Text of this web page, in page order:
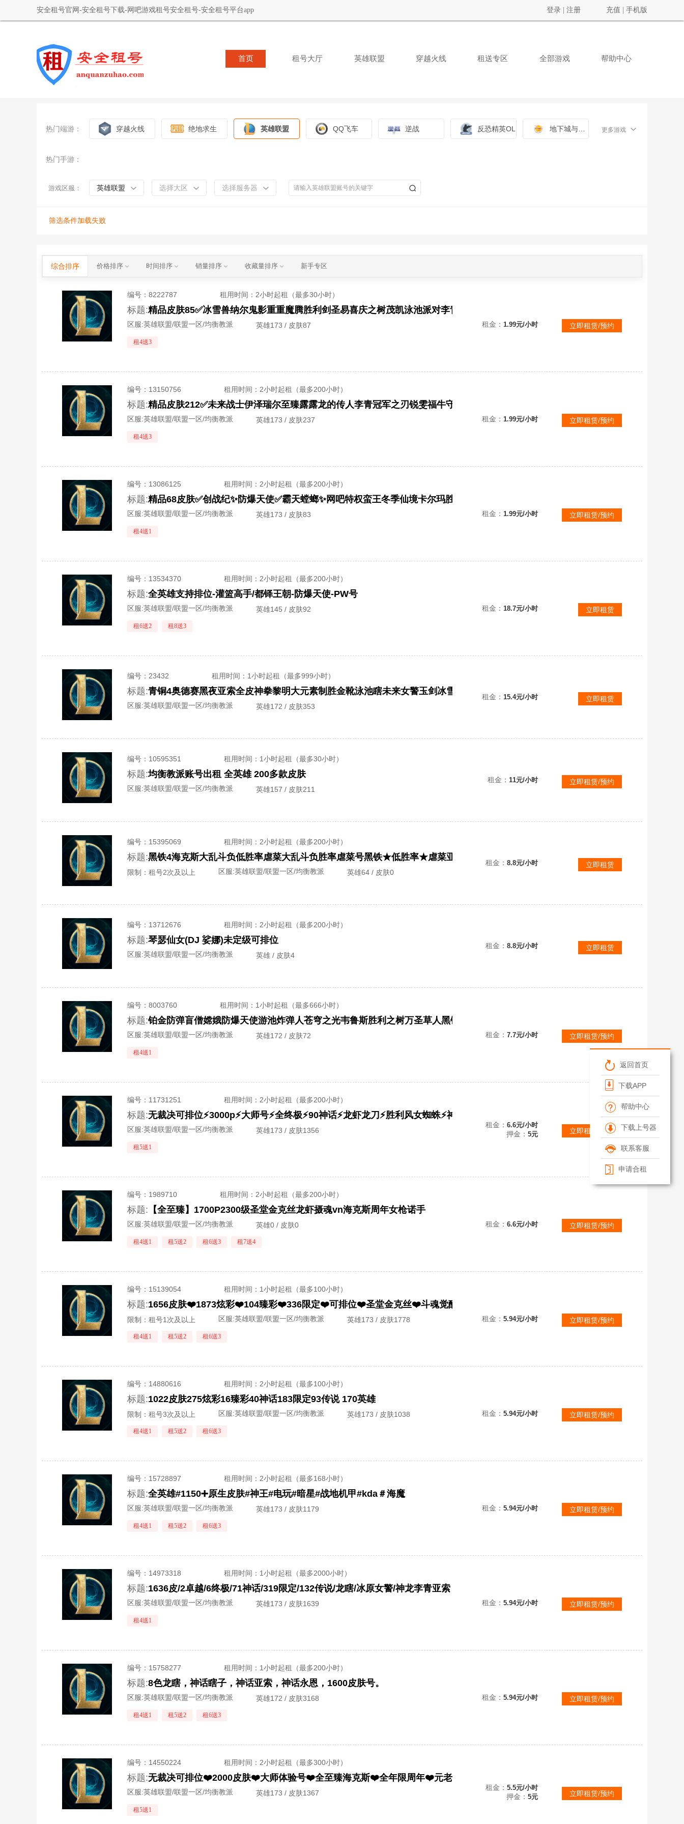
安全租号官网-安全租号下载-网吧游戏租号安全租号-安全租号平台app 登录 注册 充值 手机版
首页 租号大厅 英雄联盟 穿越火线 租送专区 全部游戏 帮助中心
返回首页
下载APP
帮助中心
下载上号器
联系客服
申请合租
热门端游： 穿越火线 绝地求生 英雄联盟 QQ飞车 逆战 反恐精英OL 更多游戏
热门手游：
游戏区服： 英雄联盟 选择大区 选择服务器
筛选条件加载失败
综合排序 价格排序 时间排序 销量排序 收藏量排序 新手专区
编号：8222787 租用时间 ：2小时起租（最多30小时）
标题:
区服:英雄联盟/联盟一区/均衡教派 英雄173 / 皮肤87
租4送3
租金： 1.99元/小时 立即租赁/预约
编号： 13150756 租用时间 ：2小时起租（最多200小时）
标题:
区服:英雄联盟/联盟一区/均衡教派 英雄173 / 皮肤237
租4送3
租金： 1.99元/小时 立即租赁/预约
编号： 13086125 租用时间 ：2小时起租（最多200小时）
标题:
区服:英雄联盟/联盟一区/均衡教派 英雄173 / 皮肤83
租4送1
租金： 1.99元/小时 立即租赁/预约
编号： 13534370 租用时间 ：2小时起租（最多200小时）
标题:全英雄支持排位-灌篮高手/都铎王朝-防爆天使-PW号
区服:英雄联盟/联盟一区/均衡教派 英雄145 / 皮肤92
租6送2 租8送3
租金： 18.7元/小时 立即租赁
编号： 23432 租用时间 ：1小时起租（最多999小时）
标题: 青铜4奥德赛黑夜亚索全皮神拳黎明大元素制胜金靴泳池瞎未来女警玉剑冰雪男枪鸡年猴年猴灌篮至高瞎源计划劫
区服:英雄联盟/联盟一区/均衡教派 英雄172 / 皮肤353
租金： 15.4元/小时 立即租赁
编号： 10595351 租用时间 ：1小时起租（最多30小时）
标题:均衡教派账号出租 全英雄 200多款皮肤
区服:英雄联盟/联盟一区/均衡教派 英雄157 / 皮肤211
租金： 11元/小时 立即租赁/预约
编号： 15395069 租用时间 ：2小时起租（最多200小时）
标题: 黑铁4海克斯大乱斗负低胜率虐菜大乱斗负胜率虐菜号黑铁★低胜率★虐菜亚索劫虚空之女疾风剑豪盲僧探险家
限制：租号2次及以上 区服:英雄联盟/联盟一区/均衡教派 英雄64 / 皮肤0
租金： 8.8元/小时 立即租赁
编号： 13712676 租用时间 ：2小时起租（最多200小时）
标题:琴瑟仙女(DJ 娑娜)未定级可排位
区服:英雄联盟/联盟一区/均衡教派 英雄 / 皮肤4
租金： 8.8元/小时 立即租赁
编号：8003760 租用时间 ：1小时起租（最多666小时）
标题:铂金防弹盲僧嫦娥防爆天使游池炸弹人苍穹之光韦鲁斯胜利之树万圣草人黑铁
区服:英雄联盟/联盟一区/均衡教派 英雄172 / 皮肤72
租4送1
租金： 7.7元/小时 立即租赁/预约
编号： 11731251 租用时间 ：2小时起租（最多200小时）
标题:
区服:英雄联盟/联盟一区/均衡教派 英雄173 / 皮肤1356
租5送1
租金： 6.6元/小时
押金： 5元 立即租赁/预约
编号： 1989710 租用时间 ：2小时起租（最多200小时）
标题: 【全至臻】1700P2300级圣堂金克丝龙虾摄魂vn海克斯周年女枪诺手
区服:英雄联盟/联盟一区/均衡教派 英雄0 / 皮肤0
租4送1 租5送2 租6送3 租7送4
租金： 6.6元/小时 立即租赁/预约
编号： 15139054 租用时间 ：1小时起租（最多100小时）
标题:1656皮肤❤️1873炫彩❤️104臻彩❤️336限定❤️可排位❤️圣堂金克丝❤️斗魂觉醒莎弥拉
限制：租号1次及以上 区服:英雄联盟/联盟一区/均衡教派 英雄173 / 皮肤1778
租4送1 租5送2 租6送3
租金： 5.94元/小时 立即租赁/预约
编号： 14880616 租用时间 ：2小时起租（最多100小时）
标题:1022皮肤275炫彩16臻彩40神话183限定93传说 170英雄
限制：租号3次及以上 区服:英雄联盟/联盟一区/均衡教派 英雄173 / 皮肤1038
租4送1 租5送2 租6送3
租金： 5.94元/小时 立即租赁/预约
编号： 15728897 租用时间 ：2小时起租（最多168小时）
标题:全英雄#1150➕原生皮肤#神王#电玩#暗星#战地机甲#kda＃海魔
区服:英雄联盟/联盟一区/均衡教派 英雄173 / 皮肤1179
租4送1 租5送2 租6送3
租金： 5.94元/小时 立即租赁/预约
编号： 14973318 租用时间 ：1小时起租（最多2000小时）
标题:1636皮/2卓越/6终极/71神话/319限定/132传说/龙瞎/冰原女警/神龙李青亚索
区服:英雄联盟/联盟一区/均衡教派 英雄173 / 皮肤1639
租4送1
租金： 5.94元/小时 立即租赁/预约
编号： 15758277 租用时间 ：1小时起租（最多200小时）
标题:8色龙瞎，神话瞎子，神话亚索，神话永恩，1600皮肤号。
区服:英雄联盟/联盟一区/均衡教派 英雄172 / 皮肤3168
租4送1 租5送2 租6送3
租金： 5.94元/小时 立即租赁/预约
编号： 14550224 租用时间 ：2小时起租（最多300小时）
标题:无裁决可排位❤️2000皮肤❤️大师体验号❤️全至臻海克斯❤️全年限周年❤️元老议会
区服:英雄联盟/联盟一区/均衡教派 英雄173 / 皮肤1367
租5送1
租金： 5.5元/小时
押金： 5元 立即租赁/预约